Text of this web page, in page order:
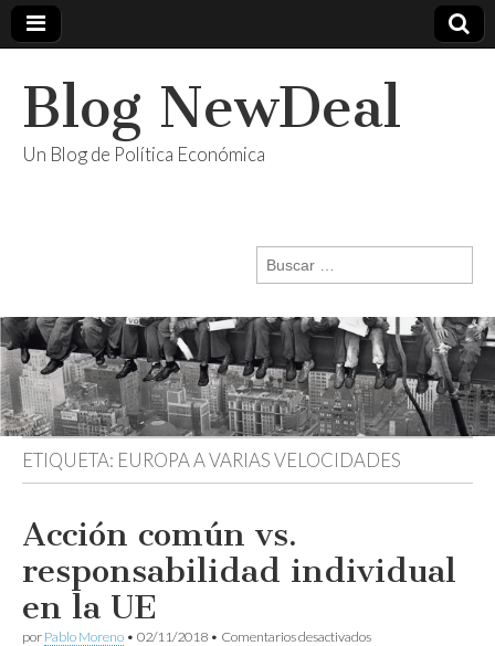
Blog NewDeal
Un Blog de Política Económica
Buscar:
ETIQUETA: EUROPA A VARIAS VELOCIDADES
Acción común vs.
responsabilidad individual
en la UE
por Pablo Moreno • 02/11/2018 • Comentarios desactivadosen